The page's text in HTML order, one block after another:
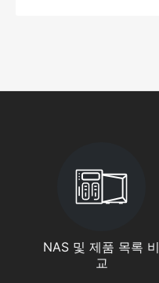
NAS 및 제품 목록 비
교